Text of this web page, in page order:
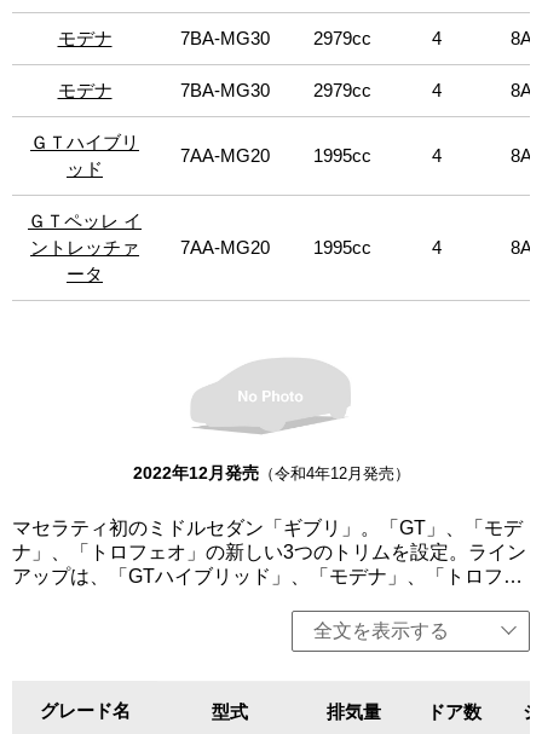
は、パッケージ、そして何よりもパフォーマンスの点で最
上位に位置し、580馬力の強力なV8ツインターボエンジン
を搭載。限定車に、「GTハイブリッド」をベースに日本人
が古来より親しんできた「黒」の魅力を追求した特別限定
リッド」をベースにMaserati meets Fragment Pop‐up Store
で世界に先駆けて初公開された特別展示車「オペラネラ」
（1台限定の特別販売）、上質なイタリア製ナッパレザーを
定。今回、価格改定を行った。「オペラネラ」は右ハンド
ル、「モデナ」のAWDは左ハンドルのみ、その他は左右ハ
ンドル設定。
モデナ
モデナ
ＧＴハイブリ
ッド
ＧＴペッレ イ
ントレッチァ
ータ
モデナ 7BA-MG30 2979cc 4 8AT
モデナ 7BA-MG30 2979cc 4 8AT
ＧＴハイブリ
ッド
7AA-MG20 1995cc 4 8AT
ＧＴペッレ イ
ントレッチァ
ータ
7AA-MG20 1995cc 4 8AT
2022年12月発売（令和4年12月発売）
マセラティ初のミドルセダン「ギブリ」。「GT」、「モデ
ナ」、「トロフェオ」の新しい3つのトリムを設定。ライン
アップは、「GTハイブリッド」、「モデナ」、「トロフェ
ガンスを際立たせ、都会的でミニマルなアーバンライフス
タイルを体現。「GTハイブリッド」は、330馬力の4気筒の
V6エンジンをそれぞれ搭載。「トロフェオ」は、マセラテ
ィの個性である最大限のパフォーマンスを表現。快適性を
全文を表示する
グレード名
グレード名 型式 排気量 ドア数